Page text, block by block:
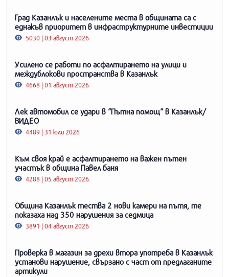
Град Казанлък и населените места в общината са с
еднакъв приоритет в инфраструктурните инвестиции
5030 | 03 август 2026
Усилено се работи по асфалтирането на улици и
междублокови пространства в Казанлък
4668 | 01 август 2026
Лек автомобил се удари в “Пътна помощ“ в Казанлък/
ВИДЕО
4489 | 31 юли 2026
Към своя край е асфалтирането на важен пътен
участък в община Павел баня
4288 | 05 август 2026
Община Казанлък тества 2 нови камери на пътя, те
показаха над 350 нарушения за седмица
3891 | 04 август 2026
Проверка в магазин за дрехи втора употреба в Казанлък
установи нарушение, свързано с част от предлаганите
артикули